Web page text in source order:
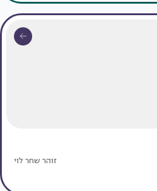
זוהר שחר לוי